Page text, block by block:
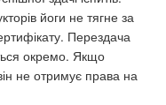
йоги не тягне за
Перездача
окремо. Якщо
не отримує права на